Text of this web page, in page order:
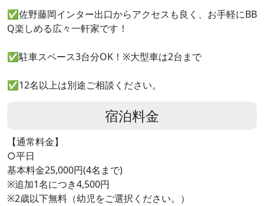
✅佐野藤岡インター出口からアクセスも良く、お手軽にBB
Q楽しめる広々一軒家です！
✅駐車スペース3台分OK！※大型車は2台まで
✅12名以上は別途ご相談ください。
宿泊料金
【通常料金】
○平日
基本料金25,000円(4名まで)
※追加1名につき4,500円
※2歳以下無料（幼児をご選択ください。）